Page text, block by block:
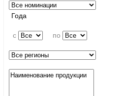
Года
c по